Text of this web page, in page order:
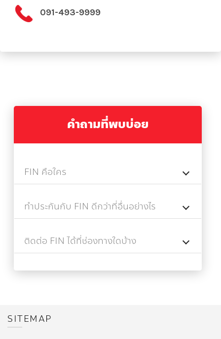
091-493-9999
คำถามที่พบบ่อย
FIN คือใคร
ทำประกันกับ FIN ดีกว่าที่อื่นอย่างไร
ติดต่อ FIN ได้ที่ช่องทางใดบ้าง
SITEMAP